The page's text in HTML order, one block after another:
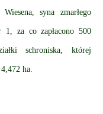
syna zmarłego
1, za co zapłacono 500
schroniska, której
ha.